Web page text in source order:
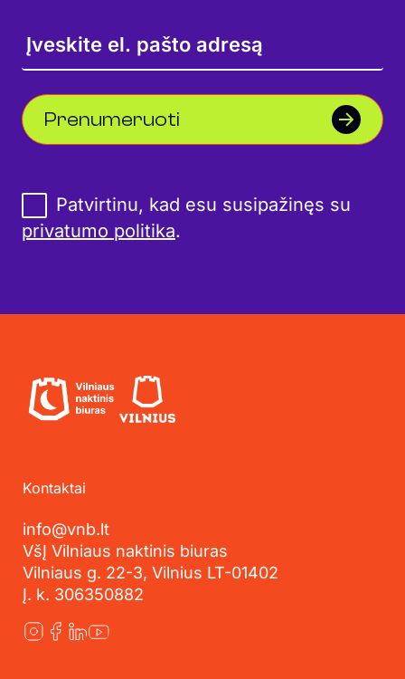
Prenumeruoti
Patvirtinu, kad esu susipažinęs su
privatumo politika.
Kontaktai
info@vnb.lt
VšĮ Vilniaus naktinis biuras
Vilniaus g. 22-3, Vilnius LT-01402
Į. k. 306350882